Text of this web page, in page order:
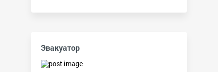
Эвакуатор